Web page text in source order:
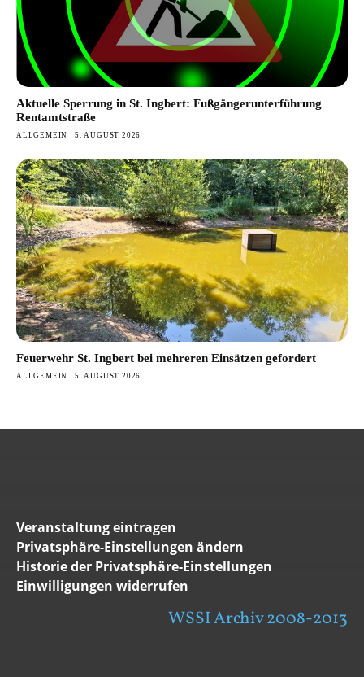
Aktuelle Sperrung in St. Ingbert: Fußgängerunterführung
Rentamtstraße
ALLGEMEIN 5. AUGUST 2026
Feuerwehr St. Ingbert bei mehreren Einsätzen gefordert
ALLGEMEIN 5. AUGUST 2026
Veranstaltung eintragen
Privatsphäre-Einstellungen ändern
Historie der Privatsphäre-Einstellungen
Einwilligungen widerrufen
WSSI Archiv 2008-2013